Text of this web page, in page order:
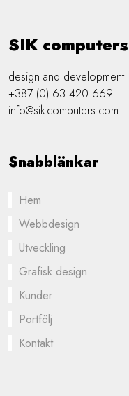
SIK computers
design and development
+387 (0) 63 420 669
info@sik-computers.com
Snabblänkar
Hem
Webbdesign
Utveckling
Grafisk design
Kunder
Portfölj
Kontakt